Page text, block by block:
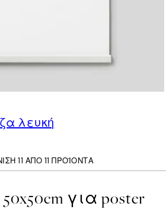
λευκή
11 ΑΠΌ 11 ΠΡΟΪΌΝΤΑ
για poster